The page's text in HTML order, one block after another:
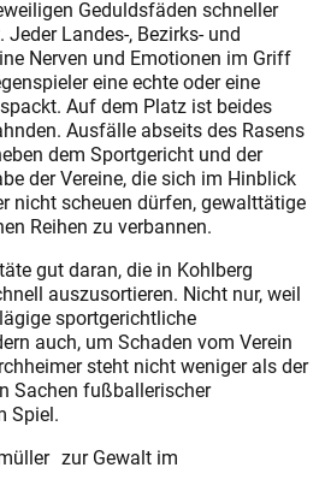
Geduldsfäden schneller
Landes-, Bezirks- und
Nerven und Emotionen im Griff
eine echte oder eine
Auf dem Platz ist beides
Ausfälle abseits des Rasens
dem Sportgericht und der
der Vereine, die sich im Hinblick
nicht scheuen dürfen, gewalttätige
Reihen zu verbannen.
gut daran, die in Kohlberg
auszusortieren. Nicht nur, weil
sportgerichtliche
auch, um Schaden vom Verein
steht nicht weniger als der
Sachen fußballerischer
Spiel.
zur Gewalt im